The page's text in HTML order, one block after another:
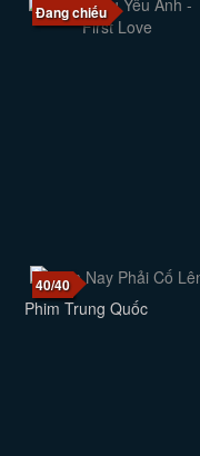
Đang chiếu
40/40
Phim Trung Quốc